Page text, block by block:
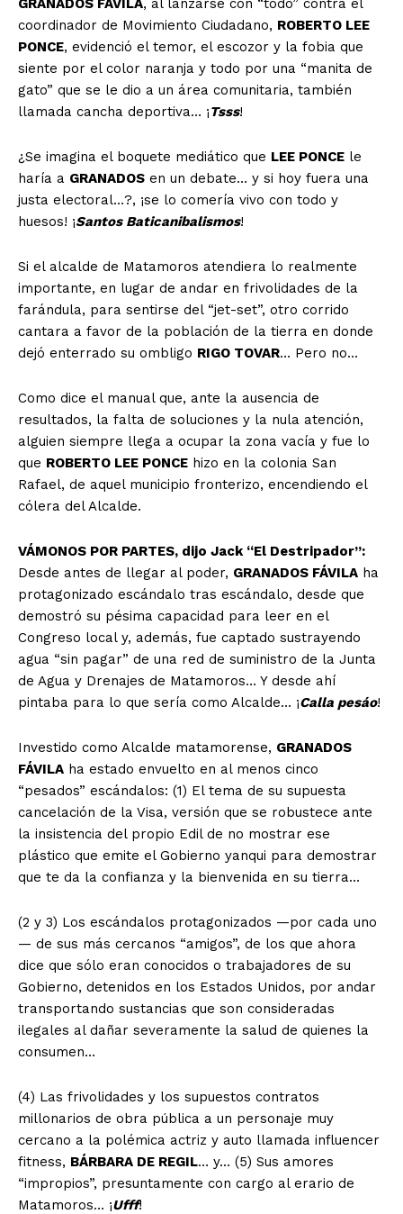
GRANADOS FÁVILA, al lanzarse con “todo” contra el
coordinador de Movimiento Ciudadano, ROBERTO LEE
PONCE, evidenció el temor, el escozor y la fobia que
siente por el color naranja y todo por una “manita de
gato” que se le dio a un área comunitaria, también
llamada cancha deportiva… ¡Tsss!
¿Se imagina el boquete mediático que LEE PONCE le
haría a GRANADOS en un debate… y si hoy fuera una
justa electoral…?, ¡se lo comería vivo con todo y
huesos! ¡Santos Baticanibalismos!
Si el alcalde de Matamoros atendiera lo realmente
importante, en lugar de andar en frivolidades de la
farándula, para sentirse del “jet-set”, otro corrido
cantara a favor de la población de la tierra en donde
dejó enterrado su ombligo RIGO TOVAR… Pero no…
Como dice el manual que, ante la ausencia de
resultados, la falta de soluciones y la nula atención,
alguien siempre llega a ocupar la zona vacía y fue lo
que ROBERTO LEE PONCE hizo en la colonia San
Rafael, de aquel municipio fronterizo, encendiendo el
cólera del Alcalde.
VÁMONOS POR PARTES, dijo Jack “El Destripador”:
Desde antes de llegar al poder, GRANADOS FÁVILA ha
protagonizado escándalo tras escándalo, desde que
demostró su pésima capacidad para leer en el
Congreso local y, además, fue captado sustrayendo
agua “sin pagar” de una red de suministro de la Junta
de Agua y Drenajes de Matamoros… Y desde ahí
pintaba para lo que sería como Alcalde… ¡Calla pesáo!
Investido como Alcalde matamorense, GRANADOS
FÁVILA ha estado envuelto en al menos cinco
“pesados” escándalos: (1) El tema de su supuesta
cancelación de la Visa, versión que se robustece ante
la insistencia del propio Edil de no mostrar ese
plástico que emite el Gobierno yanqui para demostrar
que te da la confianza y la bienvenida en su tierra…
(2 y 3) Los escándalos protagonizados —por cada uno
— de sus más cercanos “amigos”, de los que ahora
dice que sólo eran conocidos o trabajadores de su
Gobierno, detenidos en los Estados Unidos, por andar
transportando sustancias que son consideradas
ilegales al dañar severamente la salud de quienes la
consumen…
(4) Las frivolidades y los supuestos contratos
millonarios de obra pública a un personaje muy
cercano a la polémica actriz y auto llamada influencer
fitness, BÁRBARA DE REGIL… y… (5) Sus amores
“impropios”, presuntamente con cargo al erario de
Matamoros… ¡Ufff!